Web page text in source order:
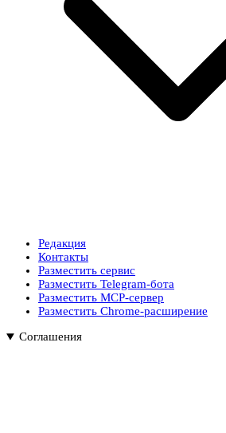
Редакция
Контакты
Разместить сервис
Разместить Telegram-бота
Разместить MCP-сервер
Разместить Chrome-расширение
Соглашения